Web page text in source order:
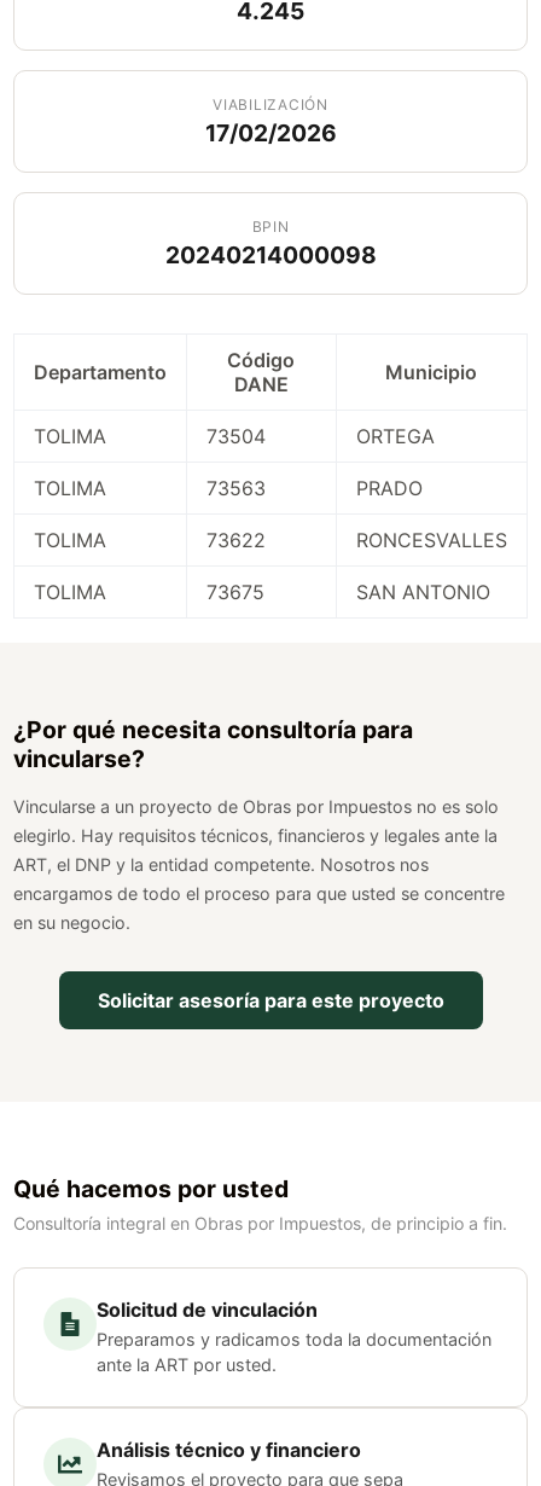
4.245
VIABILIZACIÓN
17/02/2026
BPIN
20240214000098
Departamento
Código
DANE
Municipio
TOLIMA 73504 ORTEGA
TOLIMA 73563 PRADO
TOLIMA 73622 RONCESVALLES
TOLIMA 73675 SAN ANTONIO
¿Por qué necesita consultoría para
vincularse?
Vincularse a un proyecto de Obras por Impuestos no es solo
elegirlo. Hay requisitos técnicos, financieros y legales ante la
ART, el DNP y la entidad competente. Nosotros nos
encargamos de todo el proceso para que usted se concentre
en su negocio.
Solicitar asesoría para este proyecto
Qué hacemos por usted
Consultoría integral en Obras por Impuestos, de principio a fin.
Solicitud de vinculación
Preparamos y radicamos toda la documentación
ante la ART por usted.
Análisis técnico y financiero
Revisamos el proyecto para que sepa